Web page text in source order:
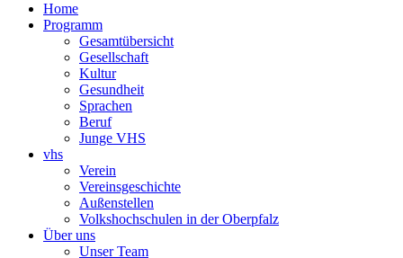
Home
Programm
Gesamtübersicht
Gesellschaft
Kultur
Gesundheit
Sprachen
Beruf
Junge VHS
vhs
Verein
Vereinsgeschichte
Außenstellen
Volkshochschulen in der Oberpfalz
Über uns
Unser Team